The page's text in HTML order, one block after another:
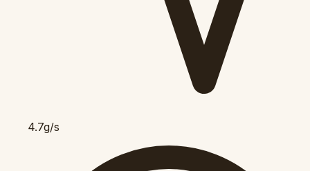
4.7g/s